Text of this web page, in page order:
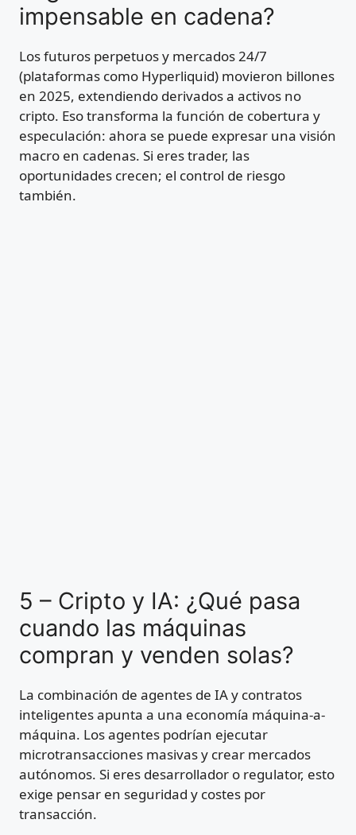
impensable en cadena?
Los futuros perpetuos y mercados 24/7
(plataformas como Hyperliquid) movieron billones
en 2025, extendiendo derivados a activos no
cripto. Eso transforma la función de cobertura y
especulación: ahora se puede expresar una visión
macro en cadenas. Si eres trader, las
oportunidades crecen; el control de riesgo
también.
5 – Cripto y IA: ¿Qué pasa
cuando las máquinas
compran y venden solas?
La combinación de agentes de IA y contratos
inteligentes apunta a una economía máquina-a-
máquina. Los agentes podrían ejecutar
microtransacciones masivas y crear mercados
autónomos. Si eres desarrollador o regulator, esto
exige pensar en seguridad y costes por
transacción.